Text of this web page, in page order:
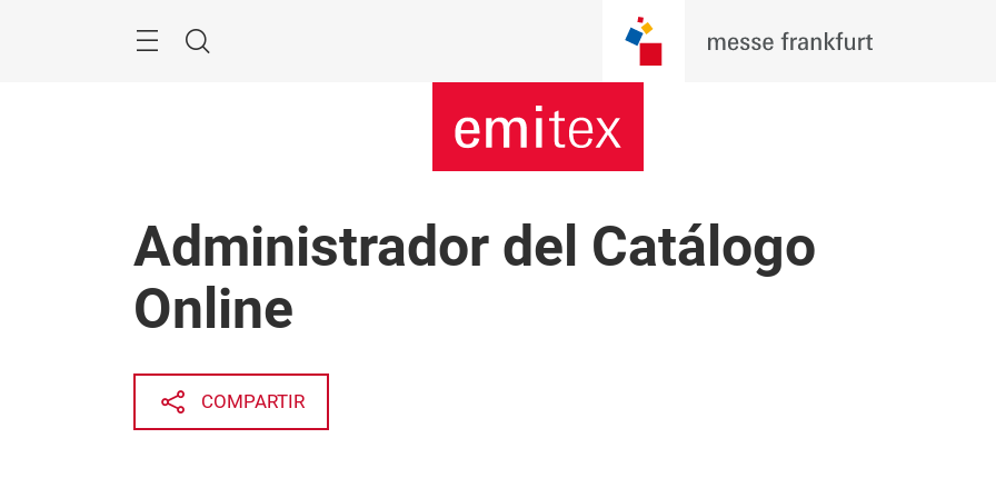
Buscar
Administrador del Catálogo
Online
COMPARTIR